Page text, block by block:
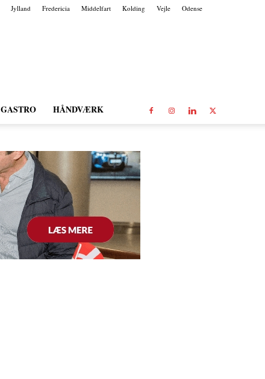
Jylland Fredericia Middelfart Kolding Vejle Odense
GASTRO HÅNDVÆRK